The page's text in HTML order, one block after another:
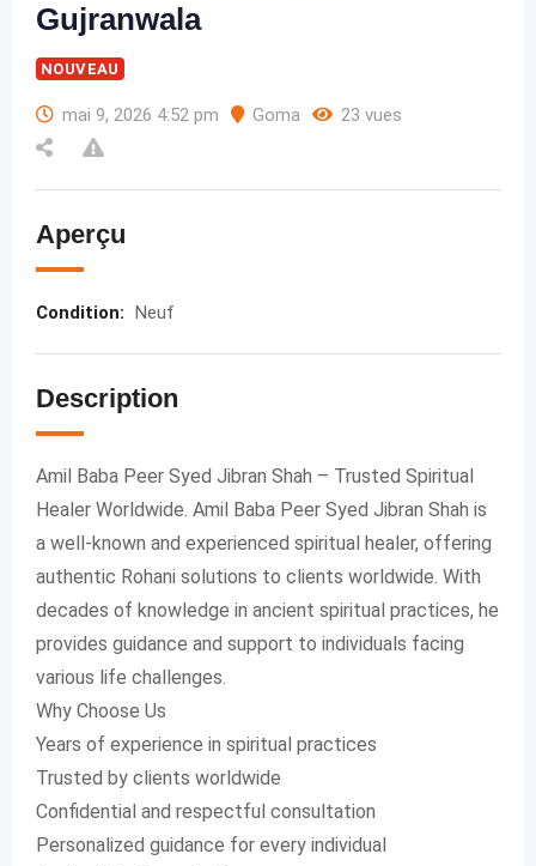
Gujranwala
NOUVEAU
mai 9, 2026 4:52 pm Goma 23 vues
Aperçu
Condition: Neuf
Description
Amil Baba Peer Syed Jibran Shah – Trusted Spiritual
Healer Worldwide. Amil Baba Peer Syed Jibran Shah is
a well-known and experienced spiritual healer, offering
authentic Rohani solutions to clients worldwide. With
decades of knowledge in ancient spiritual practices, he
provides guidance and support to individuals facing
various life challenges.
Why Choose Us
Years of experience in spiritual practices
Trusted by clients worldwide
Confidential and respectful consultation
Personalized guidance for every individual